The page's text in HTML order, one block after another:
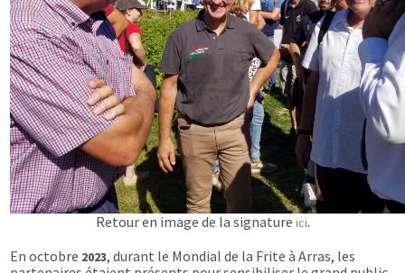
Retour en image de la signature ici.
En octobre 2023, durant le Mondial de la Frite à Arras, les